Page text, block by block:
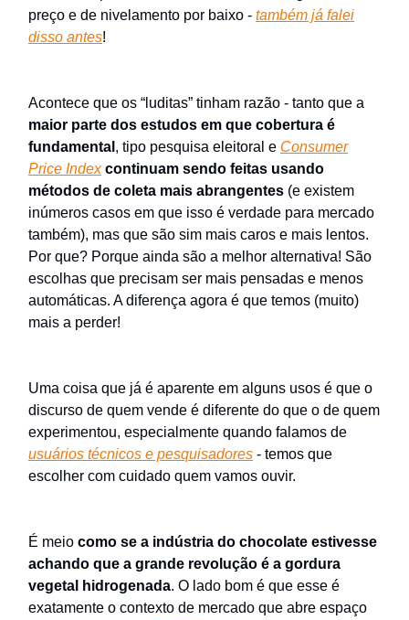
preço e de nivelamento por baixo - também já falei
disso antes!
Acontece que os “luditas” tinham razão - tanto que a
maior parte dos estudos em que cobertura é
fundamental , tipo pesquisa eleitoral e Consumer
Price Index continuam sendo feitas usando
métodos de coleta mais abrangentes (e existem
inúmeros casos em que isso é verdade para mercado
também), mas que são sim mais caros e mais lentos.
Por que? Porque ainda são a melhor alternativa! São
escolhas que precisam ser mais pensadas e menos
automáticas. A diferença agora é que temos (muito)
mais a perder!
Uma coisa que já é aparente em alguns usos é que o
discurso de quem vende é diferente do que o de quem
experimentou, especialmente quando falamos de
usuários técnicos e pesquisadores - temos que
escolher com cuidado quem vamos ouvir.
É meio como se a indústria do chocolate estivesse
achando que a grande revolução é a gordura
vegetal hidrogenada. O lado bom é que esse é
exatamente o contexto de mercado que abre espaço